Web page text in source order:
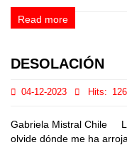
Read more
DESOLACIÓN
04-12-2023 Hits:
Gabriela Mistral Chile
olvide dónde me ha